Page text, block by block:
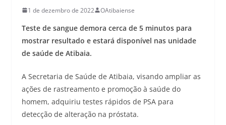
1 de dezembro de 2022 OAtibaiense
Teste de sangue demora cerca de 5 minutos para
mostrar resultado e estará disponível nas unidade
de saúde de Atibaia.
A Secretaria de Saúde de Atibaia, visando ampliar as
ações de rastreamento e promoção à saúde do
homem, adquiriu testes rápidos de PSA para
detecção de alteração na próstata.